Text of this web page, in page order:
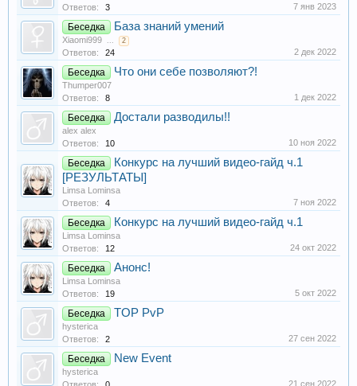
Ответов:
3 7 янв 2023
Беседка База знаний умений
Xiaomi999 ... 2
Ответов: 24 2 дек 2022
Беседка Что они себе позволяют?!
Thumper007
Ответов:
8 1 дек 2022
Беседка Достали разводилы!!
alex alex
Ответов:
10 10 ноя 2022
Беседка
Конкурс на лучший видео-гайд ч.1
[РЕЗУЛЬТАТЫ]
Limsa Lominsa
Ответов:
4 7 ноя 2022
Беседка Конкурс на лучший видео-гайд ч.1
Limsa Lominsa
Ответов:
12 24 окт 2022
Беседка Анонс!
Limsa Lominsa
Ответов:
19 5 окт 2022
Беседка TOP PvP
hysterica
Ответов:
2 27 сен 2022
Беседка New Event
hysterica
21 сен 2022